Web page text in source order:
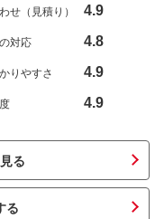
せ（見積り） 4.9
対応 4.8
りやすさ 4.9
4.9
る
る